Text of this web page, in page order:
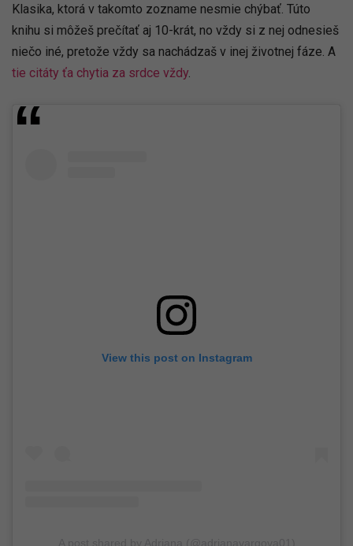
Klasika, ktorá v takomto zozname nesmie chýbať. Túto
knihu si môžeš prečítať aj 10-krát, no vždy si z nej odnesieš
niečo iné, pretože vždy sa nachádzaš v inej životnej fáze. A
tie citáty ťa chytia za srdce vždy
View this post on Instagram